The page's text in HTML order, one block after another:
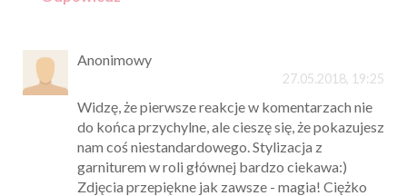
Anonimowy
27.05.2018, 19:25
Widzę, że pierwsze reakcje w komentarzach nie
do końca przychylne, ale cieszę się, że pokazujesz
nam coś niestandardowego. Stylizacja z
garniturem w roli głównej bardzo ciekawa:)
Zdjęcia przepiękne jak zawsze - magia! Ciężko